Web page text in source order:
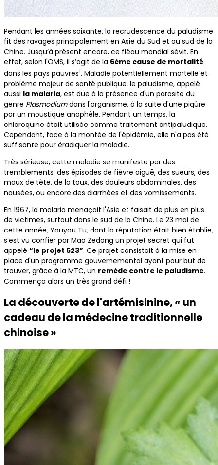
Pendant les années soixante, la recrudescence du paludisme
fit des ravages principalement en Asie du Sud et au sud de la
Chine. Jusqu’à présent encore, ce fléau mondial sévit. En
effet, selon l'OMS, il s’agit de la 6ème cause de mortalité
dans les pays pauvres1. Maladie potentiellement mortelle et
problème majeur de santé publique, le paludisme, appelé
aussi la malaria, est due à la présence d'un parasite du
genre Plasmodiumdans l'organisme, à la suite d'une piqûre
par un moustique anophèle. Pendant un temps, la
chloroquine était utilisée comme traitement antipaludique.
Cependant, face à la montée de l'épidémie, elle n'a pas été
suffisante pour éradiquer la maladie.
Très sérieuse, cette maladie se manifeste par des
tremblements, des épisodes de fièvre aiguë, des sueurs, des
maux de tête, de la toux, des douleurs abdominales, des
nausées, ou encore des diarrhées et des vomissements.
En 1967, la malaria menaçait l'Asie et faisait de plus en plus
de victimes, surtout dans le sud de la Chine. Le 23 mai de
cette année, Youyou Tu, dont la réputation était bien établie,
s’est vu confier par Mao Zedong un projet secret qui fut
appelé “le projet 523”. Ce projet consistait à la mise en
place d'un programme gouvernemental ayant pour but de
trouver, grâce à la MTC, un remède contre le paludisme.
Commença alors un très grand défi !
La découverte de l'artémisinine, « un
cadeau de la médecine traditionnelle
chinoise »